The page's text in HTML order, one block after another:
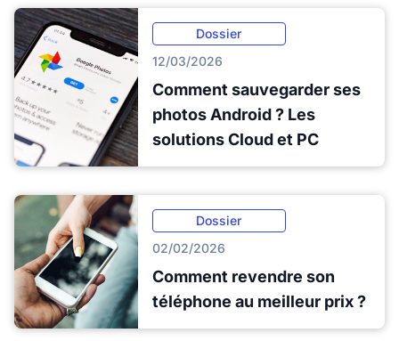
Dossier
12/03/2026
Comment sauvegarder ses
photos Android ? Les
solutions Cloud et PC
Dossier
02/02/2026
Comment revendre son
téléphone au meilleur prix ?